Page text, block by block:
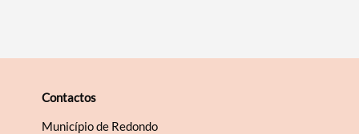
Contactos
Município de Redondo